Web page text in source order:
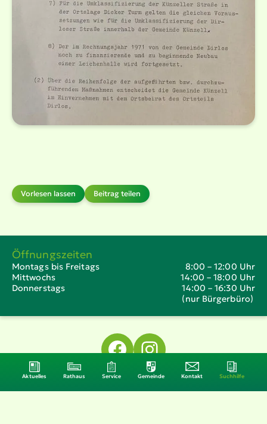
Öffnungszeiten
Montags bis Freitags
8:00 – 12:00 Uhr
Mittwochs
14:00 – 18:00 Uhr
Donnerstags
14:00 – 16:30 Uhr
(nur Bürgerbüro)
Vorlesen lassen Beitrag teilen
Sitemap DatenschutzImpressum
Aktuelles Rathaus Service Gemeinde Kontakt Suchhilfe